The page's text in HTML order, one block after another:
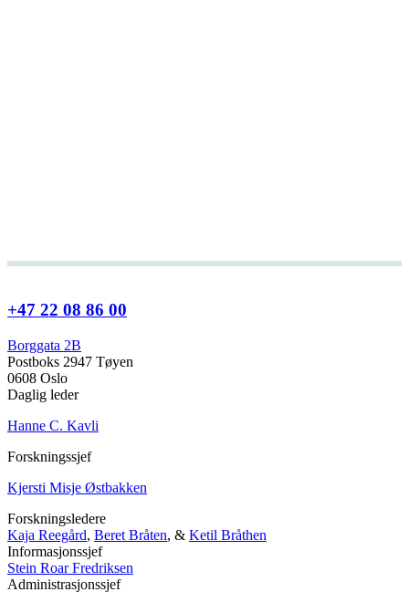
+47 22 08 86 00
Borggata 2B
Postboks 2947 Tøyen
0608 Oslo
Daglig leder
Hanne C. Kavli
Forskningssjef
Kjersti Misje Østbakken
Forskningsledere
Kaja Reegård, Beret Bråten, & Ketil Bråthen
Informasjonssjef
Stein Roar Fredriksen
Administrasjonssjef